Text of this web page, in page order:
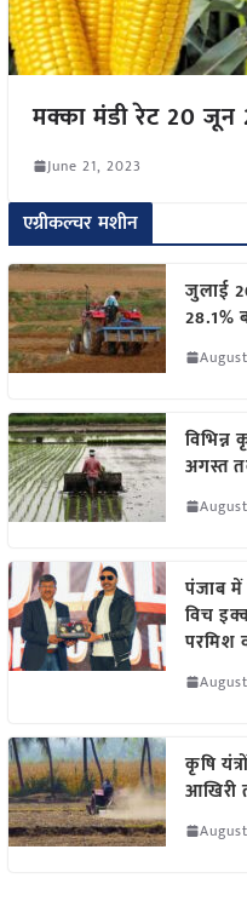
मक्का मंडी रेट 20
June 21, 2023
एग्रीकल्चर मशीन
जुलाई
28.1%
अगस्त
पंजाब में
विच
परमिश
कृषि
आखिरी